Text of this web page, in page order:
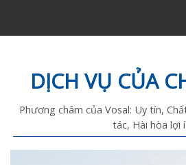
DỊCH VỤ CỦA
Phương châm của Vosal: Uy tín,
tác, Hài hòa lợi